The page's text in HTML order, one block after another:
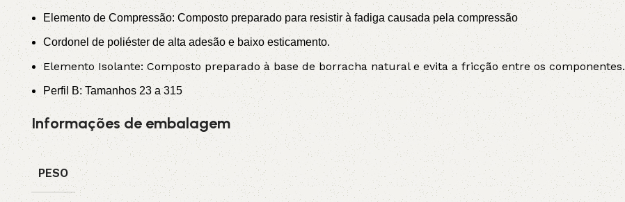
Elemento de Compressão: Composto preparado para resistir à fadiga causada pela compressão
Cordonel de poliéster de alta adesão e baixo esticamento.
Elemento Isolante: Composto preparado à base de borracha natural e evita a fricção entre os componentes.
Perfil B: Tamanhos 23 a 315
Informações de embalagem
PESO